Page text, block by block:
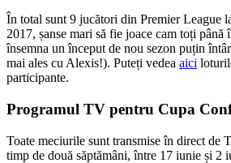
În total sunt 9 jucători din Premier League
2017, șanse mari să fie joace cam toți până
însemna un început de nou sezon puțin
mai ales cu Alexis!). Puteți vedea aici
participante.
Programul TV pentru Cupa
Toate meciurile sunt transmise în direct
timp de două săptămâni, între 17 iunie și 2